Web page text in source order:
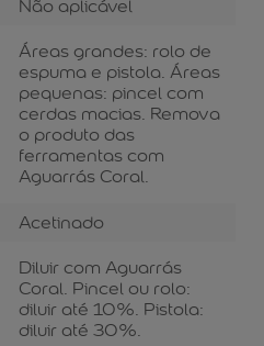
Não aplicável
Áreas grandes: rolo de
espuma e pistola. Áreas
pequenas: pincel com
cerdas macias. Remova
o produto das
ferramentas com
Aguarrás Coral.
Acetinado
Diluir com Aguarrás
Coral. Pincel ou rolo:
diluir até 10%. Pistola:
diluir até 30%.